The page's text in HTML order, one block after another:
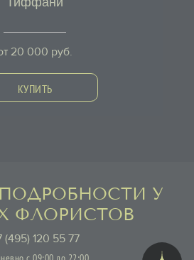
20 000 руб.
КУПИТЬ
У
ФЛОРИСТОВ
(495) 120 55 77